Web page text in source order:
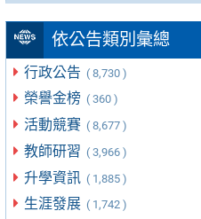
依公告類別彙總
行政公告 ( 8,730 )
榮譽金榜 ( 360 )
活動競賽 ( 8,677 )
教師研習 ( 3,966 )
升學資訊 ( 1,885 )
生涯發展 ( 1,742 )